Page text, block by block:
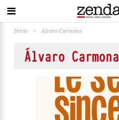
Inicio > Álvaro Carmona
Álvaro Carmona